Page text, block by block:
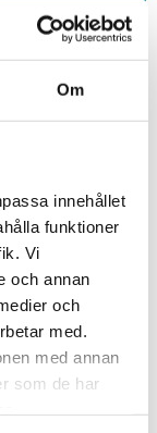
Om
innehållet
funktioner
Vi
och annan
och
med.
med annan
som de har